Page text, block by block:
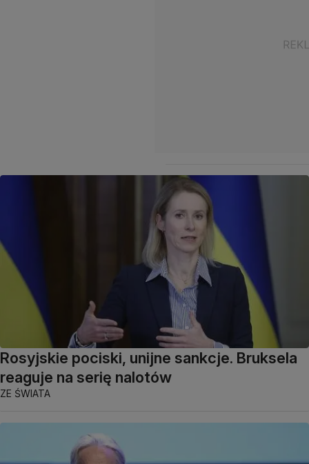
Rosyjskie pociski, unijne sankcje. Bruksela
reaguje na serię nalotów
ZE ŚWIATA